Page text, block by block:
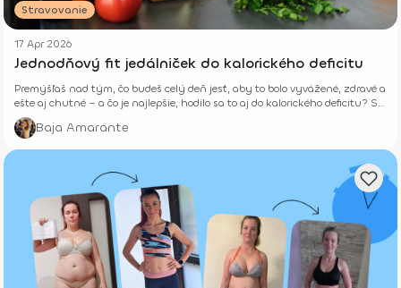
Stravovanie
17 Apr 2026
Jednodňový fit jedálniček do kalorického deficitu
Premýšľaš nad tým, čo budeš celý deň jesť, aby to bolo vyvážené, zdravé a
ešte aj chutné – a čo je najlepšie, hodilo sa to aj do kalorického deficitu? Si
tu správne.
Baja Amarante